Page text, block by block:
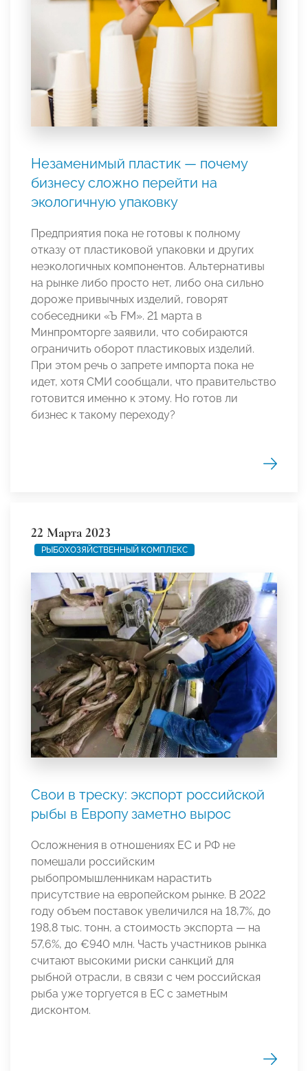
Незаменимый пластик — почему
бизнесу сложно перейти на
экологичную упаковку
Предприятия пока не готовы к полному
отказу от пластиковой упаковки и других
неэкологичных компонентов. Альтернативы
на рынке либо просто нет, либо она сильно
дороже привычных изделий, говорят
собеседники «Ъ FM». 21 марта в
Минпромторге заявили, что собираются
ограничить оборот пластиковых изделий.
При этом речь о запрете импорта пока не
идет, хотя СМИ сообщали, что правительство
готовится именно к этому. Но готов ли
бизнес к такому переходу?
22 Марта 2023
РЫБОХОЗЯЙСТВЕННЫЙ КОМПЛЕКС
Свои в треску: экспорт российской
рыбы в Европу заметно вырос
Осложнения в отношениях ЕС и РФ не
помешали российским
рыбопромышленникам нарастить
присутствие на европейском рынке. В 2022
году объем поставок увеличился на 18,7%, до
198,8 тыс. тонн, а стоимость экспорта — на
57,6%, до €940 млн. Часть участников рынка
считают высокими риски санкций для
рыбной отрасли, в связи с чем российская
рыба уже торгуется в ЕС с заметным
дисконтом.